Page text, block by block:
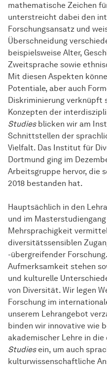
mathematische Zeichen
unterstreicht dabei den
Forschungsansatz und
Überschneidung
beispielsweise Alter,
Zweitsprache sowie
Mit diesen Aspekten
Potentiale, aber auch
Diskriminierung verknüpft
Konzepten der
Studiesblicken wir am
Schnittstellen der
Vielfalt. Das Institut für
Dortmund ging im
Arbeitsgruppe hervor, die
2018 bestanden hat.
Hauptsächlich in den
und im
Mehrsprachigkeit
diversitätssensiblen
-übergreifender
Aufmerksamkeit stehen
und kulturelle
von Diversität. Wir legen
Forschung im
unserem Lehrangebot
binden wir innovative wie
akademischer Lehre in
Studiesein, um auch
kulturwissenschaftliche